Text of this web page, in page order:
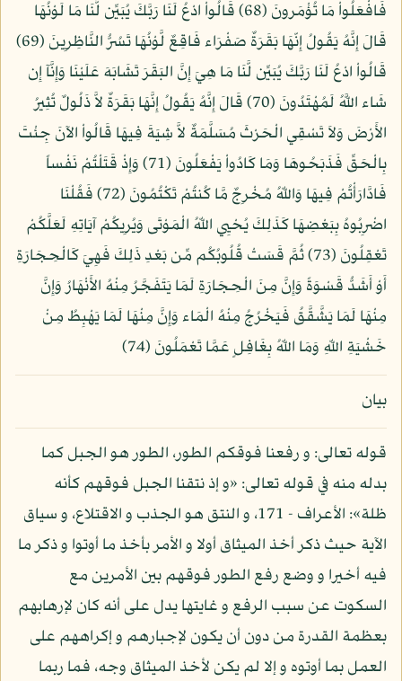
فَافْعَلُواْ مَا تُؤْمَرونَ (68) قَالُواْ ادْعُ لَنَا رَبَّكَ يُبَيِّن لَّنَا مَا لَوْنُهَا
قَالَ إِنَّهُ يَقُولُ إِنّهَا بَقَرَةٌ صَفْرَاء فَاقِعٌ لَّوْنُهَا تَسُرُّ النَّاظِرِينَ (69)
قَالُواْ ادْعُ لَنَا رَبَّكَ يُبَيِّن لَّنَا مَا هِيَ إِنَّ البَقَرَ تَشَابَهَ عَلَيْنَا وَإِنَّآ إِن
شَاء اللَّهُ لَمُهْتَدُونَ (70) قَالَ إِنَّهُ يَقُولُ إِنَّهَا بَقَرَةٌ لاَّ ذَلُولٌ تُثِيرُ
الأَرْضَ وَلاَ تَسْقِي الْحَرْثَ مُسَلَّمَةٌ لاَّ شِيَةَ فِيهَا قَالُواْ الآنَ جِئْتَ
بِالْحَقِّ فَذَبَحُوهَا وَمَا كَادُواْ يَفْعَلُونَ (71) وَإِذْ قَتَلْتُمْ نَفْساً
فَادَّارَأْتُمْ فِيهَا وَاللّهُ مُخْرِجٌ مَّا كُنتُمْ تَكْتُمُونَ (72) فَقُلْنَا
اضْرِبُوهُ بِبَعْضِهَا كَذَلِكَ يُحْيِي اللّهُ الْمَوْتَى وَيُرِيكُمْ آيَاتِهِ لَعَلَّكُمْ
تَعْقِلُونَ (73) ثُمَّ قَسَتْ قُلُوبُكُم مِّن بَعْدِ ذَلِكَ فَهِيَ كَالْحِجَارَةِ
أَوْ أَشَدُّ قَسْوَةً وَإِنَّ مِنَ الْحِجَارَةِ لَمَا يَتَفَجَّرُ مِنْهُ الأَنْهَارُ وَإِنَّ
مِنْهَا لَمَا يَشَّقَّقُ فَيَخْرُجُ مِنْهُ الْمَاء وَإِنَّ مِنْهَا لَمَا يَهْبِطُ مِنْ
خَشْيَةِ اللّهِ وَمَا اللّهُ بِغَافِلٍ عَمَّا تَعْمَلُونَ (74)
بيان
قوله تعالى: و رفعنا فوقكم الطور، الطور هو الجبل كما
بدله منه في قوله تعالى: «و إذ نتقنا الجبل فوقهم كأنه
ظلة»: الأعراف - 171، و النتق هو الجذب و الاقتلاع، و سياق
الآية حيث ذكر أخذ الميثاق أولا و الأمر بأخذ ما أوتوا و ذكر ما
فيه أخيرا و وضع رفع الطور فوقهم بين الأمرين مع
السكوت عن سبب الرفع و غايتها يدل على أنه كان لإرهابهم
بعظمة القدرة من دون أن يكون لإجبارهم و إكراههم على
العمل بما أوتوه و إلا لم يكن لأخذ الميثاق وجه، فما ربما